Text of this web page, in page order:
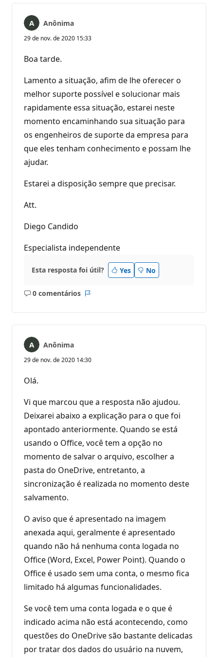
Anônima
29 de nov. de 2020 15:33
Boa tarde.
Lamento a situação, afim de lhe oferecer o
melhor suporte possível e solucionar mais
rapidamente essa situação, estarei neste
momento encaminhando sua situação para
os engenheiros de suporte da empresa para
que eles tenham conhecimento e possam lhe
ajudar.
Estarei a disposição sempre que precisar.
Att.
Diego Candido
Especialista independente
Esta resposta foi útil? Yes No
0 comentários
Sem
Relatório
Anônima
29 de nov. de 2020 14:30
Olá.
Vi que marcou que a resposta não ajudou.
Deixarei abaixo a explicação para o que foi
apontado anteriormente. Quando se está
usando o Office, você tem a opção no
momento de salvar o arquivo, escolher a
pasta do OneDrive, entretanto, a
sincronização é realizada no momento deste
salvamento.
O aviso que é apresentado na imagem
anexada aqui, geralmente é apresentado
quando não há nenhuma conta logada no
Office (Word, Excel, Power Point). Quando o
Office é usado sem uma conta, o mesmo fica
limitado há algumas funcionalidades.
Se você tem uma conta logada e o que é
indicado acima não está acontecendo, como
questões do OneDrive são bastante delicadas
por tratar dos dados do usuário na nuvem,